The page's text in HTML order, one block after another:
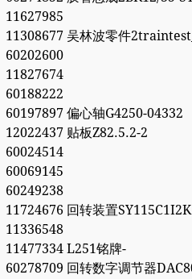
11627985
11308677 吴林波零件
60202600
11827674
60188222
60197897 偏心轴G4250-04332
12022437 贴板Z82.5.2-2
60024514
60069145
60249238
11724676 回转装置
11336548
11477334 L251铭牌-
60278709 回转数字调节器